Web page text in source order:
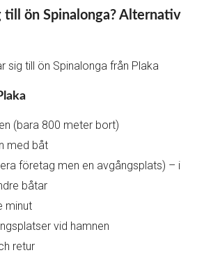
till ön Spinalonga? Alternativ
(bara 800 meter bort)
med båt
företag men en avgångsplats) – i
båtar
minut
vid hamnen
retur